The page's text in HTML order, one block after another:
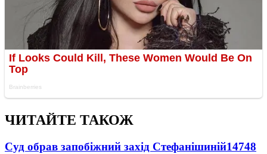
ЧИТАЙТЕ ТАКОЖ
Суд обрав запобіжний захід Стефанішиній14748